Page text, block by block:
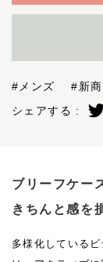
#メンズ #新
シェアする :
ブリーフケー
きちんと感を
多様化している